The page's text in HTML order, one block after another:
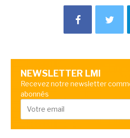
NEWSLETTER LMI
Recevez notre newsletter
abonnés